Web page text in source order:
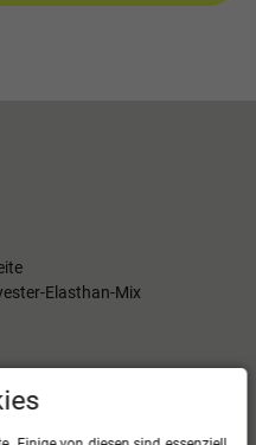
Elasthan-Mix
% Elasthan